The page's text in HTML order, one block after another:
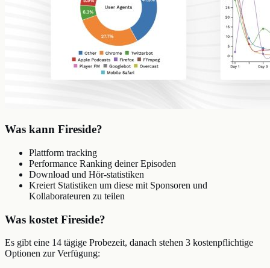
Was kann Fireside?
Plattform tracking
Performance Ranking deiner Episoden
Download und Hör-statistiken
Kreiert Statistiken um diese mit Sponsoren und
Kollaborateuren zu teilen
Was kostet Fireside?
Es gibt eine 14 tägige Probezeit, danach stehen 3 kostenpflichtige
Optionen zur Verfügung: